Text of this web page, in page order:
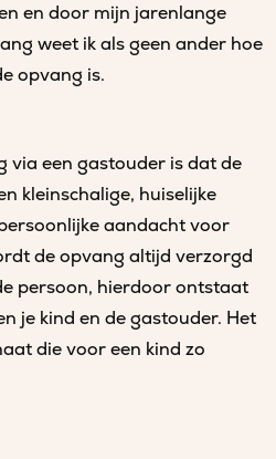
en door mijn jarenlange
weet ik als geen ander hoe
opvang is.
via een gastouder is dat de
kleinschalige, huiselijke
aandacht voor
de opvang altijd verzorgd
persoon, hierdoor ontstaat
je kind en de gastouder. Het
die voor een kind zo